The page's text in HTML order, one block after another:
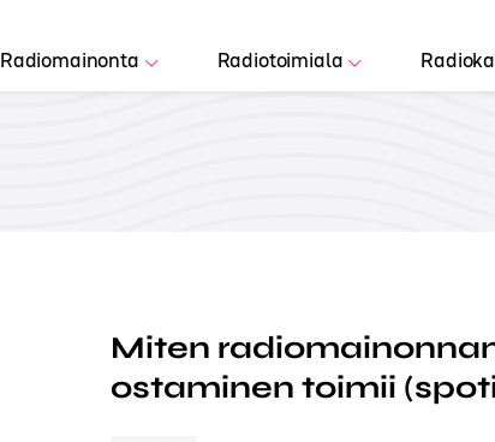
Radiomainonta Radiotoimiala
Miten
ostaminen toimii